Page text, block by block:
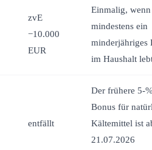
zvE
−10.000
EUR
Einmalig, wenn
mindestens ein
minderjähriges
im Haushalt
entfällt
Der frühere 5-
Bonus für
Kältemittel ist
21.07.2026